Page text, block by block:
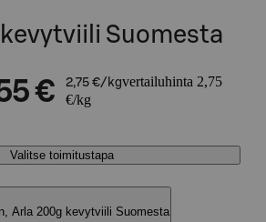
Suomesta
€ 2,75 €/kgvertailuhinta 2,75
€/kg
Valitse toimitustapa
Arla 200g kevytviili Suomesta